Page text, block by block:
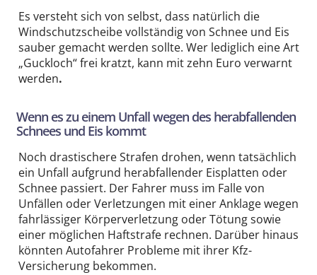
Es versteht sich von selbst, dass natürlich die
Windschutzscheibe vollständig von Schnee und Eis
sauber gemacht werden sollte. Wer lediglich eine Art
„Guckloch“ frei kratzt, kann mit zehn Euro verwarnt
werden.
Wenn es zu einem Unfall wegen des herabfallenden
Schnees und Eis kommt
Noch drastischere Strafen drohen, wenn tatsächlich
ein Unfall aufgrund herabfallender Eisplatten oder
Schnee passiert. Der Fahrer muss im Falle von
Unfällen oder Verletzungen mit einer Anklage wegen
fahrlässiger Körperverletzung oder Tötung sowie
einer möglichen Haftstrafe rechnen. Darüber hinaus
könnten Autofahrer Probleme mit ihrer Kfz-
Versicherung bekommen.